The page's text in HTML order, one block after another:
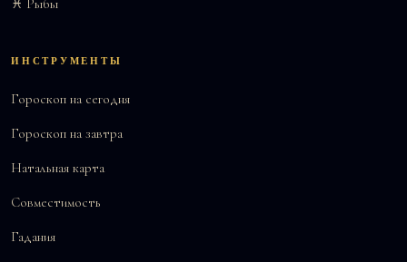
♓ Рыбы
ИНСТРУМЕНТЫ
Гороскоп на сегодня
Гороскоп на завтра
Натальная карта
Совместимость
Гадания